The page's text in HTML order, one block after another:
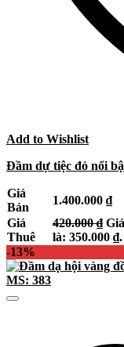
Add to Wishlist
Đầm dự tiệc đỏ nổi
Giá
Bán
1.400.000 ₫
Giá
Thuê
420.000₫
là: 350.000 ₫.
-13%